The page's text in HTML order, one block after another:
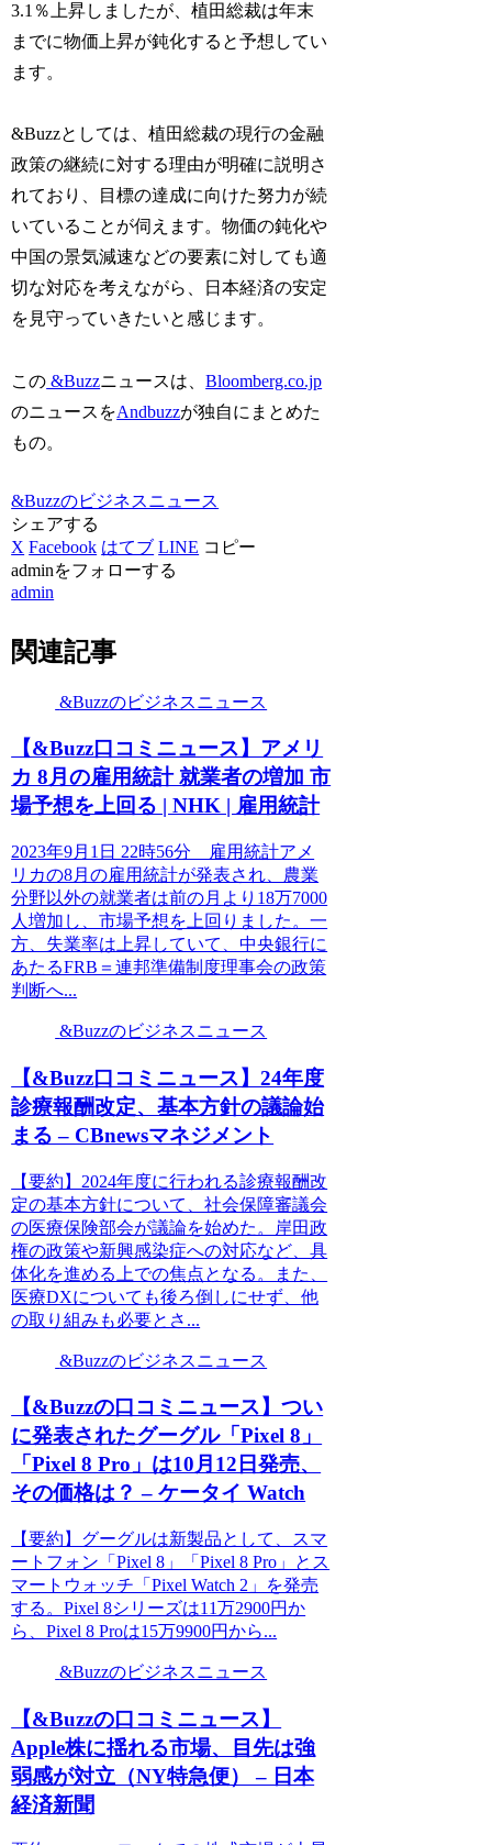
3.1％上昇しましたが、植田総裁は年末
までに物価上昇が鈍化すると予想してい
ます。
&Buzzとしては、植田総裁の現行の金融
政策の継続に対する理由が明確に説明さ
れており、目標の達成に向けた努力が続
いていることが伺えます。物価の鈍化や
中国の景気減速などの要素に対しても適
切な対応を考えながら、日本経済の安定
を見守っていきたいと感じます。
この &Buzzニュースは、Bloomberg.co.jp
のニュースをAndbuzzが独自にまとめた
もの。
&Buzzのビジネスニュース
シェアする
X Facebook はてブ LINE コピー
adminをフォローする
admin
関連記事
&Buzzのビジネスニュース
【&Buzz口コミニュース】アメリ
カ 8月の雇用統計 就業者の増加 市
場予想を上回る | NHK | 雇用統計
2023年9月1日 22時56分 雇用統計アメ
リカの8月の雇用統計が発表され、農業
分野以外の就業者は前の月より18万7000
人増加し、市場予想を上回りました。一
方、失業率は上昇していて、中央銀行に
あたるFRB＝連邦準備制度理事会の政策
判断へ...
&Buzzのビジネスニュース
【&Buzz口コミニュース】24年度
診療報酬改定、基本方針の議論始
まる – CBnewsマネジメント
【要約】2024年度に行われる診療報酬改
定の基本方針について、社会保障審議会
の医療保険部会が議論を始めた。岸田政
権の政策や新興感染症への対応など、具
体化を進める上での焦点となる。また、
医療DXについても後ろ倒しにせず、他
の取り組みも必要とさ...
&Buzzのビジネスニュース
【&Buzzの口コミニュース】つい
に発表されたグーグル「Pixel 8」
「Pixel 8 Pro」は10月12日発売、
その価格は？ – ケータイ Watch
【要約】グーグルは新製品として、スマ
ートフォン「Pixel 8」「Pixel 8 Pro」とス
マートウォッチ「Pixel Watch 2」を発売
する。Pixel 8シリーズは11万2900円か
ら、Pixel 8 Proは15万9900円から...
&Buzzのビジネスニュース
【&Buzzの口コミニュース】
Apple株に揺れる市場、目先は強
弱感が対立（NY特急便） – 日本
経済新聞